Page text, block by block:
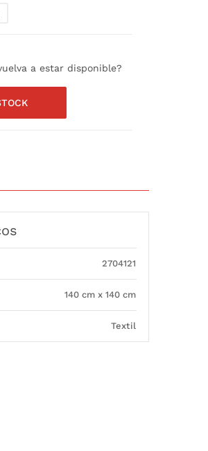
a estar disponible?
2704121
140 cm x 140 cm
Textil